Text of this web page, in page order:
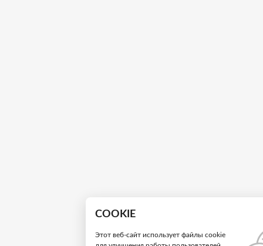
COOKIE
Этот веб-сайт использует файлы cookie